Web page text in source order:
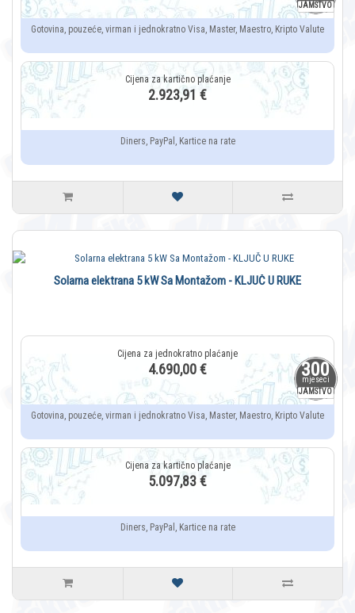
JAMSTVO
Gotovina, pouzeće, virman i jednokratno Visa, Master, Maestro, Kripto Valute
2.923,91 €
Diners, PayPal, Kartice na rate
300
mjeseci
JAMSTVO
Solarna elektrana 5 kW Sa Montažom - KLJUČ U RUKE
4.690,00 €
Gotovina, pouzeće, virman i jednokratno Visa, Master, Maestro, Kripto Valute
5.097,83 €
Diners, PayPal, Kartice na rate